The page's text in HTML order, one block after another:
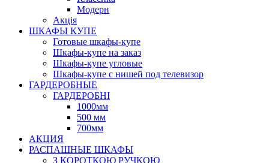
Модерн
Акція
ШКАФЫ КУПЕ
Готовые шкафы-купе
Шкафы-купе на заказ
Шкафы-купе угловые
Шкафы-купе с нишей под телевизор
ГАРДЕРОБНЫЕ
ГАРДЕРОБНІ
1000мм
500 мм
700мм
АКЦИЯ
РАСПАШНЫЕ ШКАФЫ
З КОРОТКОЮ РУЧКОЮ